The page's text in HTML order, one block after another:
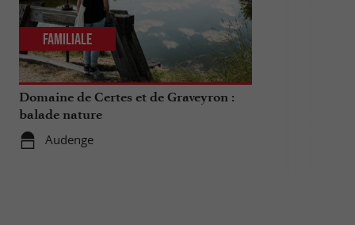
Domaine de Certes et de Graveyron :
balade nature
Audenge
Familiale